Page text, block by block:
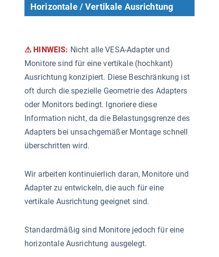
Horizontale / Vertikale Ausrichtung
⚠ HINWEIS: Nicht alle VESA-Adapter und
Monitore sind für eine vertikale (hochkant)
Ausrichtung konzipiert. Diese Beschränkung ist
oft durch die spezielle Geometrie des Adapters
oder Monitors bedingt. Ignoriere diese
Information nicht, da die Belastungsgrenze des
Adapters bei unsachgemäßer Montage schnell
überschritten wird.
Wir arbeiten kontinuierlich daran, Monitore und
Adapter zu entwickeln, die auch für eine
vertikale Ausrichtung geeignet sind.
Standardmäßig sind Monitore jedoch für eine
horizontale Ausrichtung ausgelegt.